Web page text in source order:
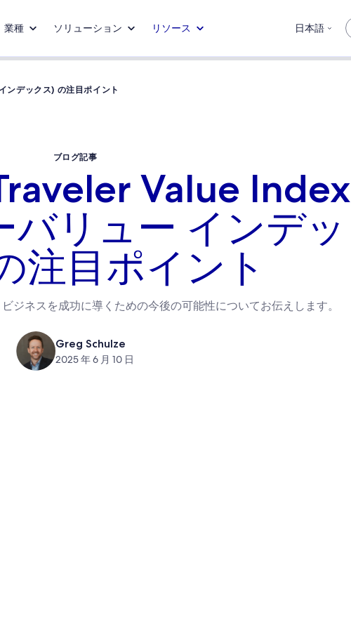
業種 ソリューション リソース 日本語
ンデックス) の注目ポイント
ブログ記事
Value Index
バリュー インデッ
注目ポイント
ジネスを成功に導くための今後の可能性についてお伝えします。
Greg Schulze
2025 年 6 月 10 日